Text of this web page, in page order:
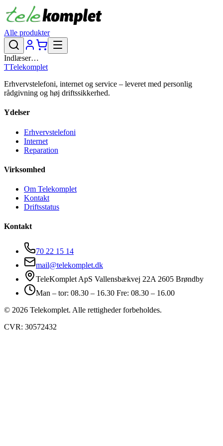
Alle produkter
Indlæser…
TTelekomplet
Erhvervstelefoni, internet og service – leveret med personlig
rådgivning og høj driftssikkerhed.
Ydelser
Erhvervstelefoni
Internet
Reparation
Virksomhed
Om Telekomplet
Kontakt
Driftsstatus
Kontakt
70 22 15 14
mail@telekomplet.dk
TeleKomplet ApS Vallensbækvej 22A 2605 Brøndby
Man – tor: 08.30 – 16.30 Fre: 08.30 – 16.00
© 2026 Telekomplet. Alle rettigheder forbeholdes.
CVR: 30572432